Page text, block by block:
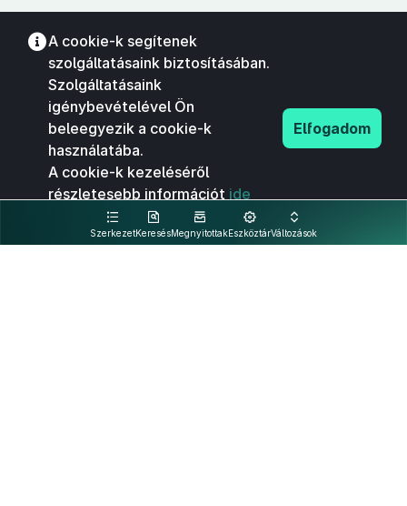
SzerkezetKeresésMegnyitottakEszköztárVáltozások
A cookie-k segítenek
szolgáltatásaink biztosításában.
Szolgáltatásaink
igénybevételével Ön
beleegyezik a cookie-k
használatába.
A cookie-k kezeléséről
részletesebb információt ide
kattintva olvashat.
Elfogadom